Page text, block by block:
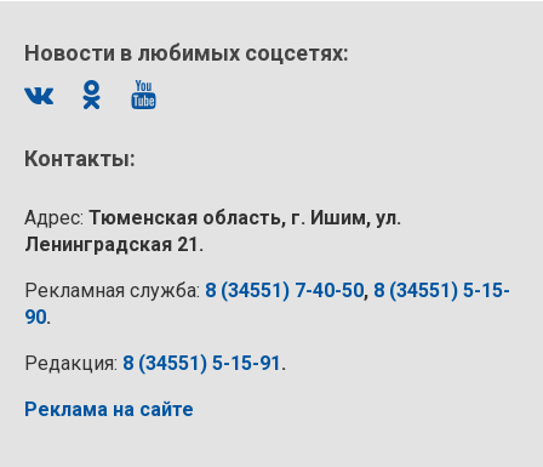
Новости в любимых соцсетях:
Контакты:
Адрес: Тюменская область, г. Ишим, ул.
Ленинградская 21.
Рекламная служба: 8 (34551) 7-40-50, 8 (34551) 5-15-
90.
Редакция: 8 (34551) 5-15-91.
Реклама на сайте